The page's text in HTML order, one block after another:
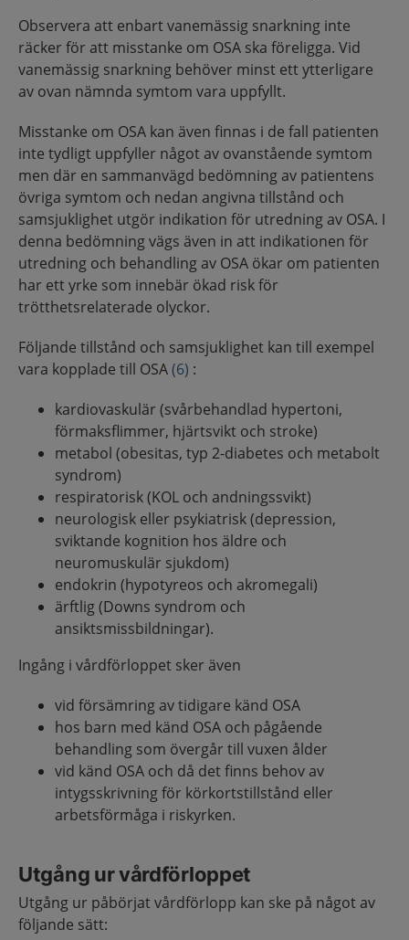
Observera att enbart vanemässig snarkning inte
räcker för att misstanke om OSA ska föreligga. Vid
vanemässig snarkning behöver minst ett ytterligare
av ovan nämnda symtom vara uppfyllt.
Misstanke om OSA kan även finnas i de fall patienten
inte tydligt uppfyller något av ovanstående symtom
men där en sammanvägd bedömning av patientens
övriga symtom och nedan angivna tillstånd och
samsjuklighet utgör indikation för utredning av OSA. I
denna bedömning vägs även in att indikationen för
utredning och behandling av OSA ökar om patienten
har ett yrke som innebär ökad risk för
trötthetsrelaterade olyckor.
Följande tillstånd och samsjuklighet kan till exempel
vara kopplade till OSA(6) :
kardiovaskulär (svårbehandlad hypertoni,
förmaksflimmer, hjärtsvikt och stroke)
metabol (obesitas, typ 2-diabetes och metabolt
syndrom)
respiratorisk (KOL och andningssvikt)
neurologisk eller psykiatrisk (depression,
sviktande kognition hos äldre och
neuromuskulär sjukdom)
endokrin (hypotyreos och akromegali)
ärftlig (Downs syndrom och
ansiktsmissbildningar).
Ingång i vårdförloppet sker även
vid försämring av tidigare känd OSA
hos barn med känd OSA och pågående
behandling som övergår till vuxen ålder
vid känd OSA och då det finns behov av
intygsskrivning för körkortstillstånd eller
arbetsförmåga i riskyrken.
Utgång ur vårdförloppet
Utgång ur påbörjat vårdförlopp kan ske på något av
följande sätt: